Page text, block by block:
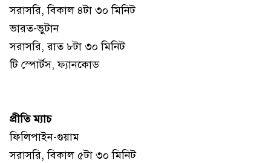
সরাসরি, বিকাল ৪টা ৩০ মিনিট
ভারত-ভুটান
সরাসরি, রাত ৮টা ৩০ মিনিট
টি স্পোর্টস, ফ্যানকোড
প্রীতি ম্যাচ
ফিলিপাইন-গুয়াম
সরাসরি, বিকাল ৫টা ৩০ মিনিট